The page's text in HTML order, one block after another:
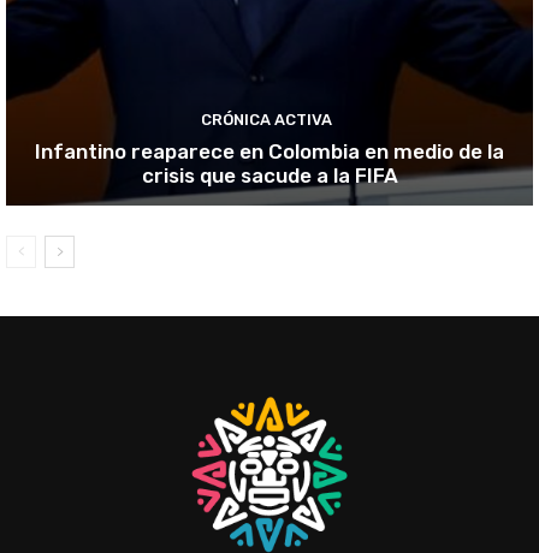
CRÓNICA ACTIVA
Infantino reaparece en Colombia en medio de la
crisis que sacude a la FIFA